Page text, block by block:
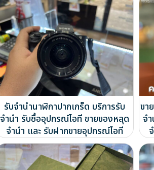
รับจำนำนาฬิกาปากเกร็ด บริการรับ
จำนำ รับซื้ออุปกรณ์ไอที ขายของหลุด
จำนำ และ รับฝากขายอุปกรณ์ไอที
ขา
จ